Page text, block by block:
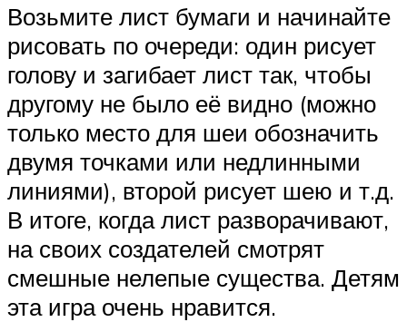
Возьмите лист бумаги и начинайте
рисовать по очереди: один рисует
голову и загибает лист так, чтобы
другому не было её видно (можно
только место для шеи обозначить
двумя точками или недлинными
линиями), второй рисует шею и т.д.
В итоге, когда лист разворачивают,
на своих создателей смотрят
смешные нелепые существа. Детям
эта игра очень нравится.